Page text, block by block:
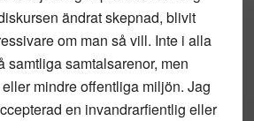
ändrat skepnad, blivit
om man så vill. Inte i alla
samtliga samtalsarenor, men
mindre offentliga miljön. Jag
en invandrarfientlig eller